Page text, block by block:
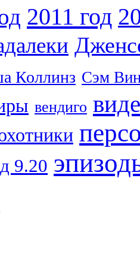
2011 год
Коллинз Сэм
вендиго
9.20